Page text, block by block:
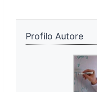
Profilo Autore